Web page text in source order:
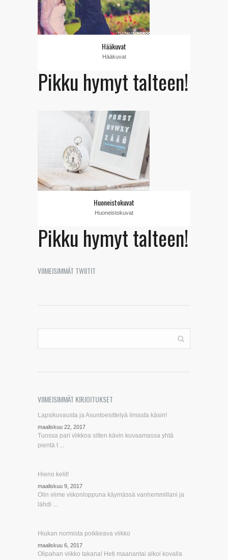
Hääkuvat
Hääkuvat
Pikku hymyt talteen!
Huoneistokuvat
Huoneistokuvat
Pikku hymyt talteen!
VIIMEISIMMÄT TWIITIT
VIIMEISIMMÄT KIRJOITUKSET
Lapsikuvausta ja Asuntoesittelyä ilmasta käsin!
maaliskuu 22, 2017
Tuossa pari viikkoa sitten kävin kuvaamassa yhtä
pientä t ...
Hieno kelit!
maaliskuu 9, 2017
Olin viime viikonloppuna käymässä vanhemmillani ja
lähdi ...
Hiukan normista poikkeava viikko
maaliskuu 6, 2017
Olipahan viikko takana! Heti maanantai alkoi kovalla